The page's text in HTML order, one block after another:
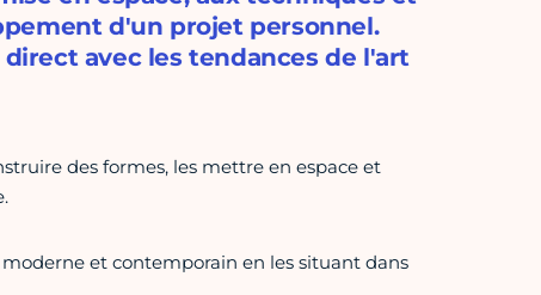
d'un projet personnel.
avec les tendances de l'art
des formes, les mettre en espace et
et contemporain en les situant dans